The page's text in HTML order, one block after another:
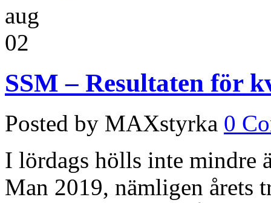
aug
02
SSM – Resultaten för
Posted by MAXstyrka 0
I lördags hölls inte mindre
Man 2019, nämligen årets